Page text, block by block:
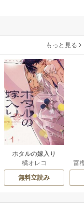
もっと見る
ホタルの嫁入り
橘オレコ
無料立読み
富